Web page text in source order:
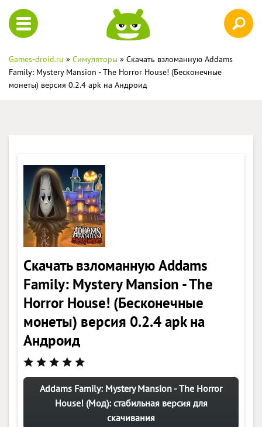
Games-droid.ru » Симуляторы » Скачать взломанную Addams
Family: Mystery Mansion - The Horror House! (Бесконечные
монеты) версия 0.2.4 apk на Андроид
Скачать взломанную Addams
Family: Mystery Mansion - The
Horror House! (Бесконечные
монеты) версия 0.2.4 apk на
Андроид
Addams Family: Mystery Mansion - The Horror
House! (Мод): стабильная версия для
скачивания